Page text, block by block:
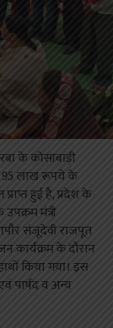
के कोसाबाड़ी
95 लाख रूपये के
हुई है, प्रदेश के
मंत्री
संजूदेवी राजपूत
कार्यक्रम के दौरान
किया गया। इस
पार्षद व अन्य